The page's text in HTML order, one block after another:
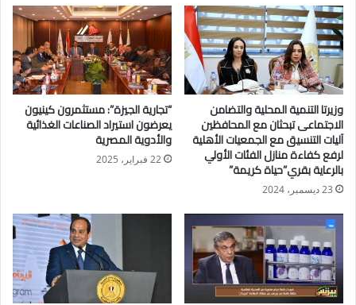
ارتفاعها لمستوى 1990 دولار بعد قرار بنك احتياطي الفيدرالي
الأمريكي أمس بتثبيت أسعار الفائدة.
وتشهد أسعار الذهب العالمية والمحلية تذبذب وعدم استقرار بسبب
التوترات الجيوسياسية بالشرق الأوسط، و اندلاع الحرب في غزة،
مما زاد من إقبال المستثمرين على الذهب كملاذ أمن.
ونستعرض خلال السطور التالية آخر تحديث لأسعار الذهب بمصر،
دون إضافة قيمة المصنعية إلى سعر الجرام، والتي تختلف قيمتها من
تاجر إلى آخر، ومن محافظة إلى أخرى؛ وفقاً لحجم وشكل كل قطعة
ذهبية؛ حيث تتراوح قيمة المصنعية ما بين 3 إلى 10%.
سجل عيار 24 نحو 2891 جنيه.
سجل عيار 21 سعر 2530 جنيهاً.
وزيرتا التنمية المحلية والتضامن
الاجتماعى تبحثان مع المحافظين
آليات التنسيق مع الجمعيات الأهلية
لرفع كفاءة منازل الفئات الأولي
بالرعاية بقري”حياة كريمة”
23 ديسمبر، 2024
“تجارية الجيزة”: مستثمرون كينيون
يعرضون استيراد الصناعات الغذائية
والأدوية المصرية
22 فبراير، 2025